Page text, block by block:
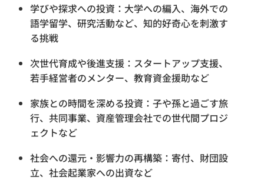
学びや探求への投資：大学への編入、海外での
語学留学、研究活動など、知的好奇心を刺激す
る挑戦
次世代育成や後進支援：スタートアップ支援、
若手経営者のメンター、教育資金援助など
家族との時間を深める投資：子や孫と過ごす旅
行、共同事業、資産管理会社での世代間プロジ
ェクトなど
社会への還元・影響力の再構築：寄付、財団設
立、社会起業家への出資など